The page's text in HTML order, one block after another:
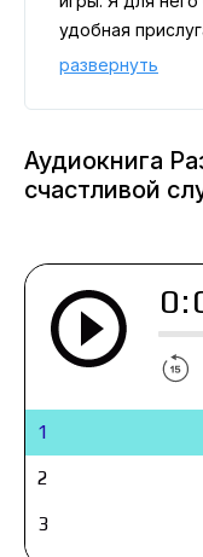
удобная
как любила его
счастливой. А
развернуть
Аудиокнига
счастливой
1
2
3